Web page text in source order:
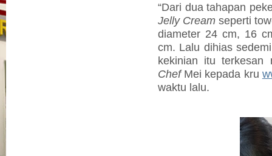
“Dari dua tahapan
Jelly Cream seperti
diameter 24 cm, 16
cm. Lalu dihias
kekinian itu terkesan
ChefMei kepada kru
waktu lalu.